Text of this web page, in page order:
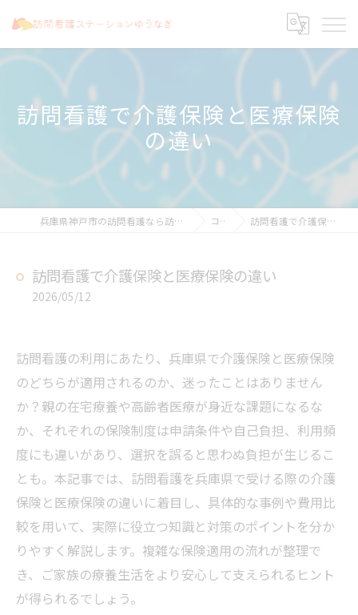
訪問看護で介護保険と医療保険
の違い
兵庫県神戸市の訪問看護なら訪問看護ステーションゆうなぎ コラム 訪問看護で介護保険と医療保険の違い
訪問看護で介護保険と医療保険の違い
2026/05/12
訪問看護の利用にあたり、兵庫県で介護保険と医療保険
のどちらが適用されるのか、迷ったことはありません
か？親の在宅療養や高齢者医療が身近な課題になるな
か、それぞれの保険制度は申請条件や自己負担、利用頻
度にも違いがあり、選択を誤ると思わぬ負担が生じるこ
とも。本記事では、訪問看護を兵庫県で受ける際の介護
保険と医療保険の違いに着目し、具体的な事例や費用比
較を用いて、実際に役立つ知識と対策のポイントを分か
りやすく解説します。複雑な保険適用の流れが整理で
き、ご家族の療養生活をより安心して支えられるヒント
が得られるでしょう。